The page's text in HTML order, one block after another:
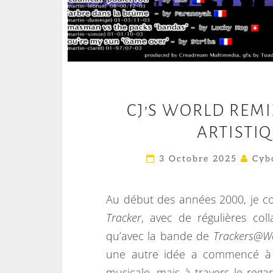
CJ’S WORLD
3 Octobre 2025
Au début des années 2000, je
Tracker, avec de régulières
qu’avec la bande de
une autre idée a commencé